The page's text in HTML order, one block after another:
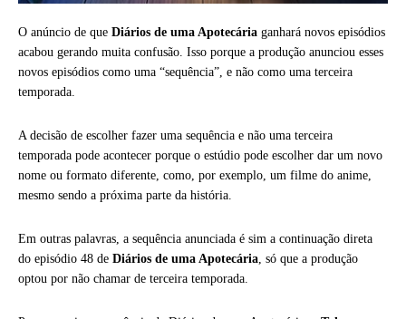
O anúncio de que Diários de uma Apotecária ganhará novos episódios
acabou gerando muita confusão. Isso porque a produção anunciou esses
novos episódios como uma “sequência”, e não como uma terceira
temporada.
A decisão de escolher fazer uma sequência e não uma terceira
temporada pode acontecer porque o estúdio pode escolher dar um novo
nome ou formato diferente, como, por exemplo, um filme do anime,
mesmo sendo a próxima parte da história.
Em outras palavras, a sequência anunciada é sim a continuação direta
do episódio 48 de Diários de uma Apotecária, só que a produção
optou por não chamar de terceira temporada.